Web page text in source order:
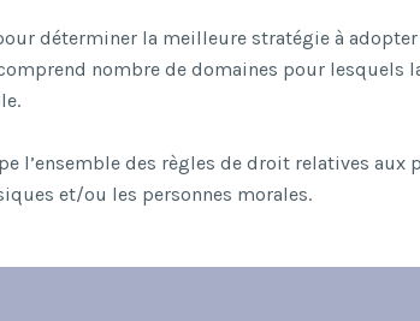
déterminer la meilleure stratégie à adopter
nombre de domaines pour lesquels
l’ensemble des règles de droit relatives aux
et/ou les personnes morales.